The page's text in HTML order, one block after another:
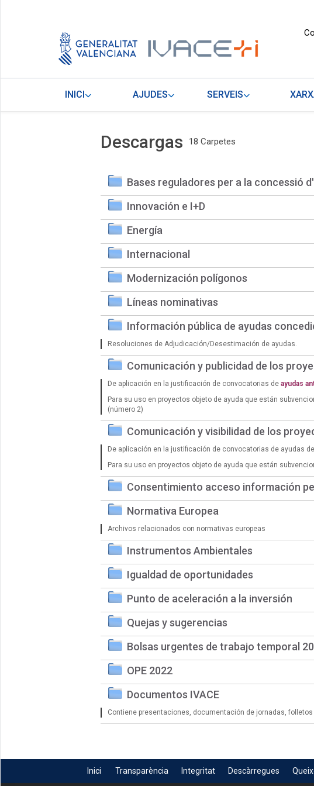
INICI AJUDES SERVEIS
Descargas 18 Carpetes
Bases reguladores per a la concessió
Innovación e I+D
Energía
Internacional
Modernización polígonos
Líneas nominativas
Información pública de ayudas
Resoluciones de Adjudicación/Desestimación de ayudas.
Comunicación y publicidad de los
De aplicación en la justificación de convocatorias de ayudas
Para su uso en proyectos objeto de ayuda que están
(número 2)
Comunicación y visibilidad de los
De aplicación en la justificación de convocatorias de ayudas del
Para su uso en proyectos objeto de ayuda que están
Consentimiento acceso información
Normativa Europea
Archivos relacionados con normativas europeas
Instrumentos Ambientales
Igualdad de oportunidades
Punto de aceleración a la inversión
Quejas y sugerencias
Bolsas urgentes de trabajo temporal
OPE 2022
Documentos IVACE
Contiene presentaciones, documentación de jornadas,
Inici Transparència Integritat Descàrregues